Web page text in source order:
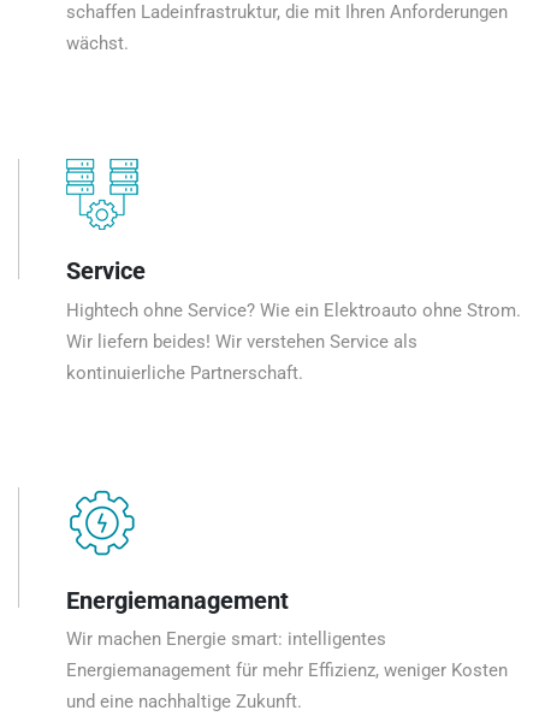
schaffen Ladeinfrastruktur, die mit Ihren Anforderungen
wächst.
Service
Hightech ohne Service? Wie ein Elektroauto ohne Strom.
Wir liefern beides! Wir verstehen Service als
kontinuierliche Partnerschaft.
Energiemanagement
Wir machen Energie smart: intelligentes
Energiemanagement für mehr Effizienz, weniger Kosten
und eine nachhaltige Zukunft.